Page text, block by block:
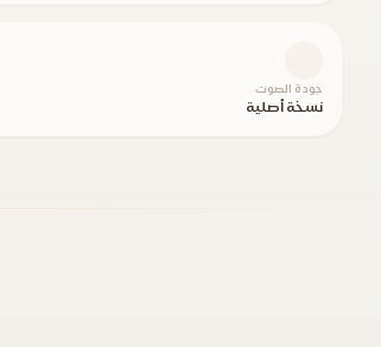
جودة الصوت
نسخة أصلية